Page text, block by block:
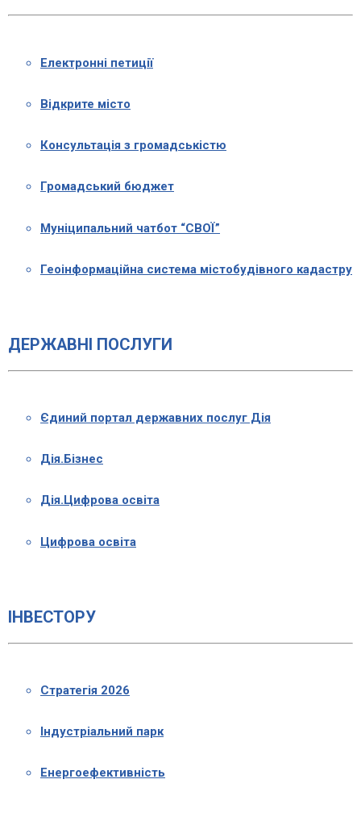
Електронні петиції
Відкрите місто
Консультація з громадськістю
Громадський бюджет
Муніципальний чатбот “СВОЇ”
Геоінформаційна система містобудівного кадастру
ДЕРЖАВНІ ПОСЛУГИ
Єдиний портал державних послуг Дія
Дія.Бізнес
Дія.Цифрова освіта
Цифрова освіта
ІНВЕСТОРУ
Стратегія 2026
Індустріальний парк
Енергоефективність